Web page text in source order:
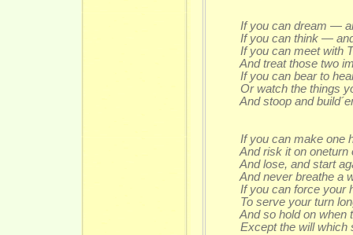
If you can dream —
If you can think — and
If you can meet with
And treat those two
If you can bear to hear
Or watch the things
And stoop and
If you can make one
And risk it on oneturn
And lose, and start
And never breathe a
If you can force your
To serve your turn long
And so hold on when
Except the will which